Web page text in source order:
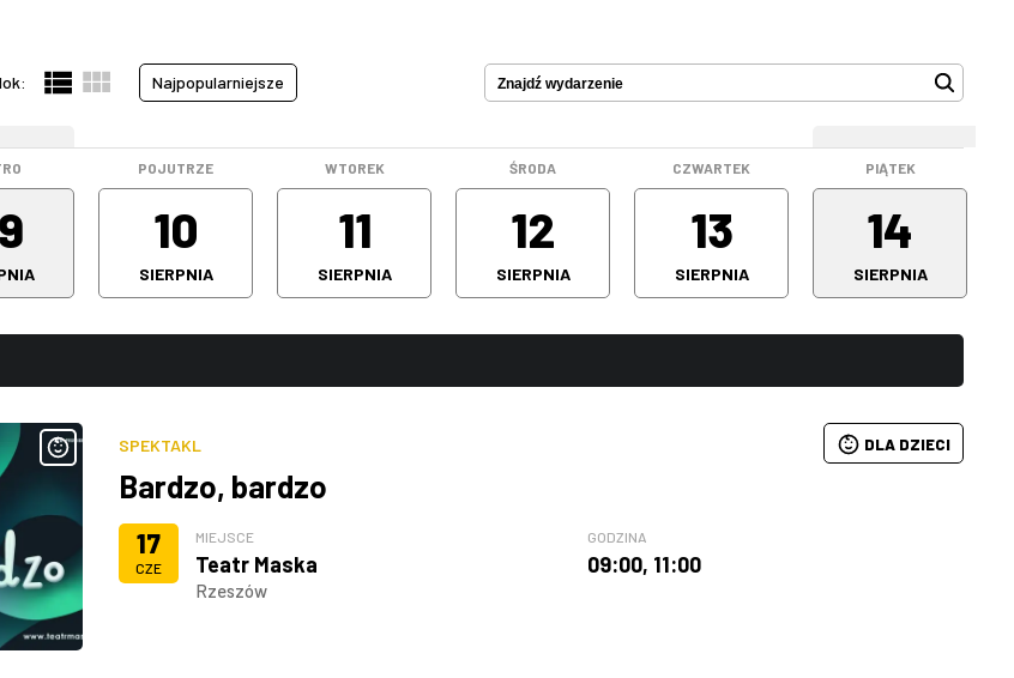
Najpopularniejsze
POJUTRZE
10
SIERPNIA
WTOREK
11
SIERPNIA
ŚRODA
12
SIERPNIA
CZWARTEK
13
SIERPNIA
PIĄTEK
14
SIERPNIA
SPEKTAKL
Bardzo, bardzo
17
CZE
MIEJSCE
Teatr Maska
Rzeszów
GODZINA
09:00, 11:00
DLA DZIECI